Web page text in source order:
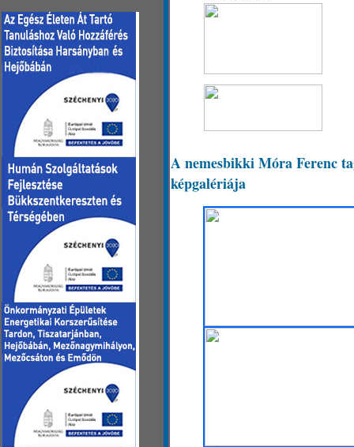
A nemesbikki Móra Ferenc
képgalériája